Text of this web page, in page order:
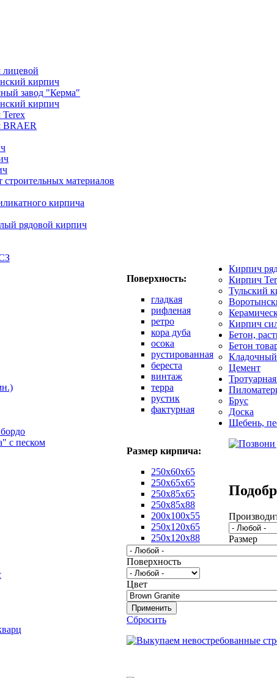
кирпич
завод "Керма"
кирпич
BRAER
материалов
кирпича
рядовой кирпич
с песком
Поверхность:
гладкая
рифленая
ретро
кора дуба
осока
рустированная
береста
винтаж
терра
рустик
фактурная
Размер кирпича:
250х60х65
250х65х65
250х85х65
250х85х88
200х100х55
250х120х65
250х120х88
Кирпич
Кирпич
Тульский
Кирпич
Бетон,
Бетон
Цемент
Брус
Доска
Щебень,
Размер
Поверхность
Цвет
Сбросить